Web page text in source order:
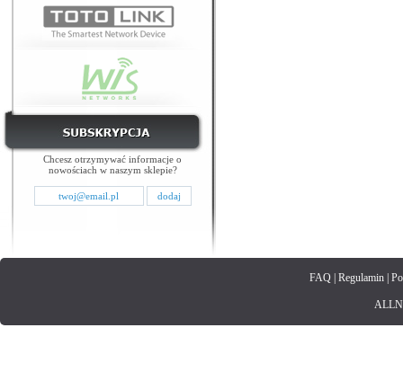
Chcesz otrzymywać informacje o
nowościach w naszym sklepie?
FAQ| Regulamin|